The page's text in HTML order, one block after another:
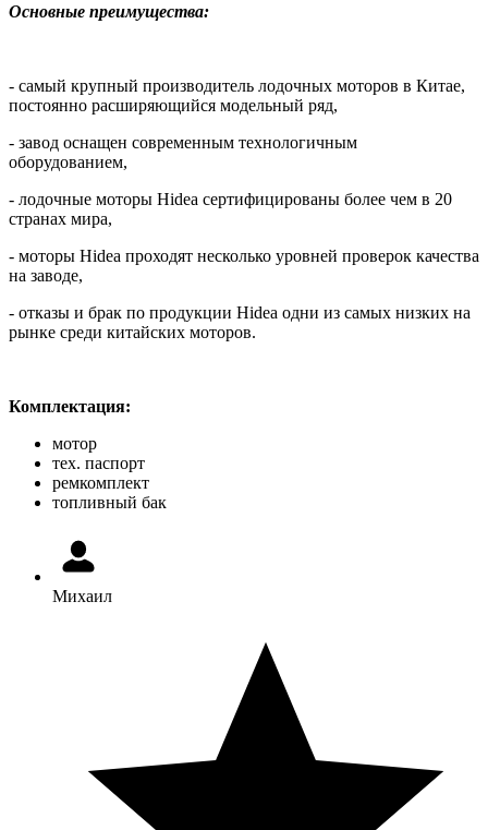
Основные преимущества:
- самый крупный производитель лодочных моторов в Китае,
постоянно расширяющийся модельный ряд,
- завод оснащен современным технологичным
оборудованием,
- лодочные моторы Hidea сертифицированы более чем в 20
странах мира,
- моторы Hidea проходят несколько уровней проверок качества
на заводе,
- отказы и брак по продукции Hidea одни из самых низких на
рынке среди китайских моторов.
Комплектация:
мотор
тех. паспорт
ремкомплект
топливный бак
Михаил